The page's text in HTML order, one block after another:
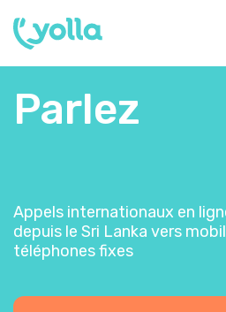
Parlez
Appels internationaux en
depuis le Sri Lanka vers
téléphones fixes